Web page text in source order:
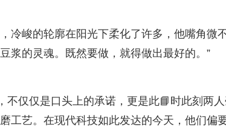
冷峻的轮廓在阳光下柔化了许多，他嘴角微
浆的灵魂。既然要做，就得做出最好的。”
不仅仅是口头上的承诺，更是此📘时此刻两
工艺。在现代科技如此发达的今天，他们偏